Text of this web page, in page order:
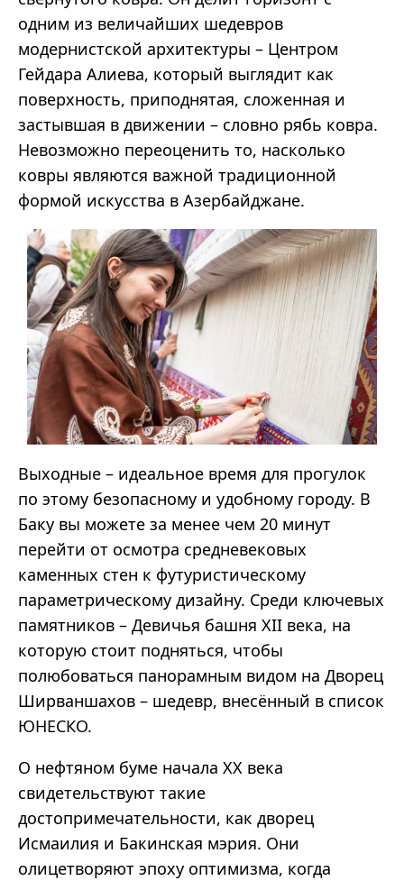
одним из величайших шедевров
модернистской архитектуры – Центром
Гейдара Алиева, который выглядит как
поверхность, приподнятая, сложенная и
застывшая в движении – словно рябь ковра.
Невозможно переоценить то, насколько
ковры являются важной традиционной
формой искусства в Азербайджане.
Выходные – идеальное время для прогулок
по этому безопасному и удобному городу. В
Баку вы можете за менее чем 20 минут
перейти от осмотра средневековых
каменных стен к футуристическому
параметрическому дизайну. Среди ключевых
памятников – Девичья башня XII века, на
которую стоит подняться, чтобы
полюбоваться панорамным видом на Дворец
Ширваншахов – шедевр, внесённый в список
ЮНЕСКО.
О нефтяном буме начала XX века
свидетельствуют такие
достопримечательности, как дворец
Исмаилия и Бакинская мэрия. Они
олицетворяют эпоху оптимизма, когда